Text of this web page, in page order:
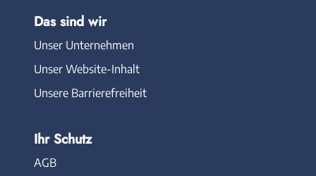
Das sind wir
Unser Unternehmen
Unser Website-Inhalt
Unsere Barrierefreiheit
Ihr Schutz
AGB